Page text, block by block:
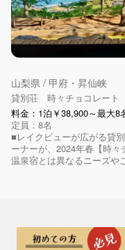
山梨県 / 甲府・昇仙峡
貸別荘 時々チョコレート
料金：1泊￥38,900～最大8
定員：8名
■レイクビューが広がる貸
ーナーが、2024年春【時
温泉宿とは異なるニーズや